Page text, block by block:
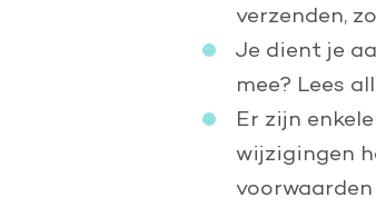
verzenden,
Je dient je
mee? Lees
Er zijn
wijzigingen